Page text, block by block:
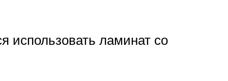
использовать ламинат со